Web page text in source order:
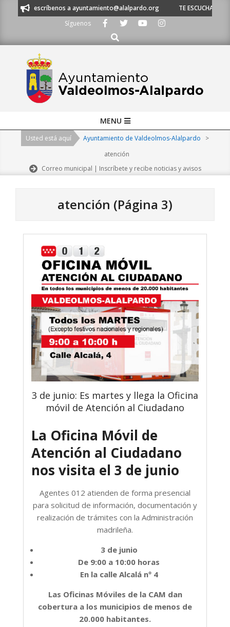
o escríbenos a ayuntamiento@alalpardo.org
TE ESCUCHAMOS -
Síguenos
Buscar
Navigation
MENU
Usted está aquí Ayuntamiento de Valdeolmos-Alalpardo
>
atención
Correo municipal | Inscríbete y recibe noticias y avisos
atención (Página 3)
3 de junio: Es martes y llega la Oficina
móvil de Atención al Ciudadano
La Oficina Móvil de
Atención al Ciudadano
nos visita el 3 de junio
Agentes 012 atienden de forma presencial
para solicitud de información, documentación y
realización de trámites con la Administración
madrileña.
3 de junio
De 9:00 a 10:00 horas
En la calle Alcalá nº 4
Las Oficinas Móviles de la CAM dan
cobertura a los municipios de menos de
20.000 habitantes.